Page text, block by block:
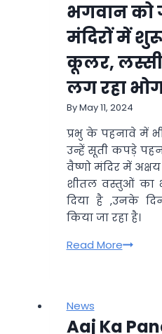
नवंबर
2024,
गुरुवार
–
आप
धैर्य
से
काम
लेंगे!
भगवान को
मंदिरों में
कूलर,
लग रहा
ByMay 11, 2024
प्रभु के पहनावे में
उन्हें सूती कपड़े
वैष्णो मंदिर में
शीतल वस्तुओं का
दिया है ,उनके
किया जा रहा है।
Read Moreभगवान
मंदिरों
News
Aaj Ka